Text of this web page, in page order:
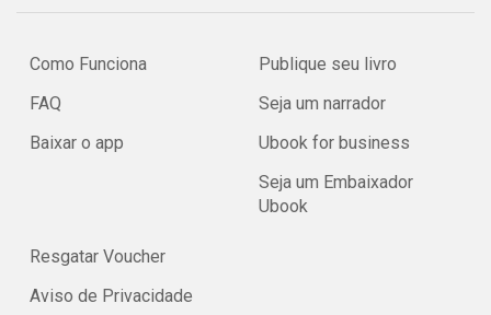
Como Funciona
FAQ
Baixar o app
Publique seu livro
Seja um narrador
Ubook for business
Seja um Embaixador
Ubook
Resgatar Voucher
Aviso de Privacidade